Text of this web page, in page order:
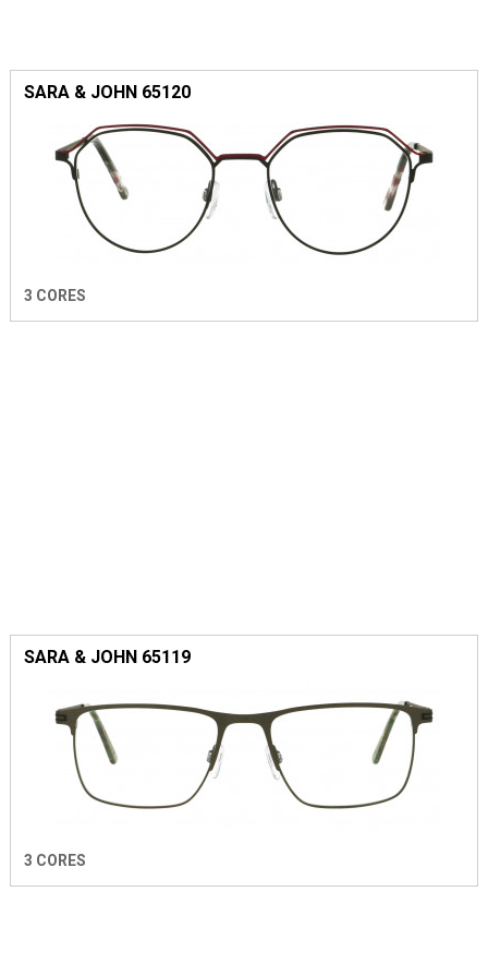
SARA & JOHN 65120
3 CORES
SARA & JOHN 65119
3 CORES